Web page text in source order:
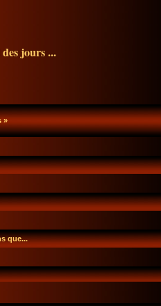
jours ...
»
que...